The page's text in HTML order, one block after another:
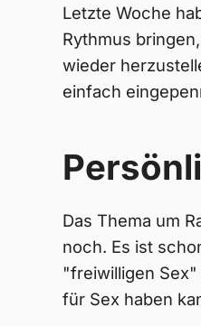
Letzte Woche
Rythmus
wieder
einfach
Das Thema um
noch. Es ist
"freiwilligen
für Sex haben